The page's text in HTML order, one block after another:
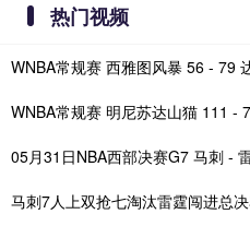
热门视频
WNBA常规赛 西雅图风暴 56 - 79
WNBA常规赛 明尼苏达山猫 111 -
05月31日NBA西部决赛G7 马刺 -
马刺7人上双抢七淘汰雷霆闯进总